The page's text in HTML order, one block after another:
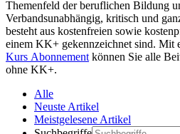
Themenfeld der beruflichen Bildung
Verbandsunabhängig, kritisch und
besteht aus kostenfreien sowie
einem KK+ gekennzeichnet sind. Mit
Kurs Abonnement können Sie alle
ohne KK+.
Alle
Neuste Artikel
Meistgelesene Artikel